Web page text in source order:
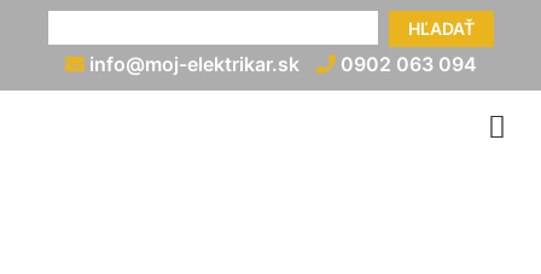
HĽADAŤ
info@moj-elektrikar.sk 0902 063 094